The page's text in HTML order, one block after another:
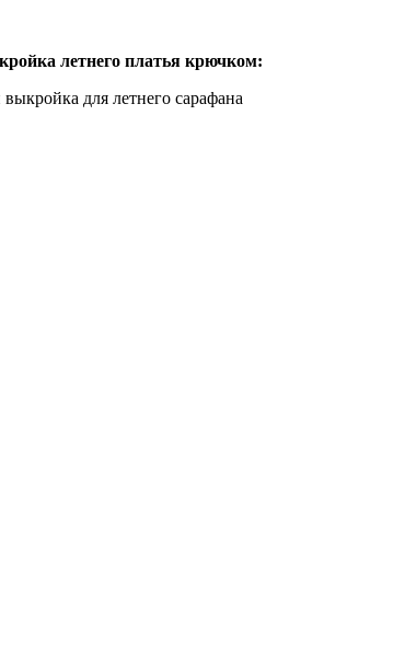
летнего платья крючком: